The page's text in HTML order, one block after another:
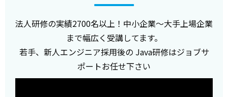
法人研修の実績2700名以上！中小企業～大手上場企業
まで幅広く受講してます。
若手、新人エンジニア採用後の Java研修はジョブサ
ポートお任せ下さい